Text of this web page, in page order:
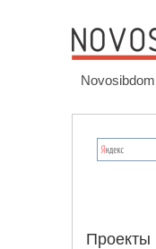
Novosibdom
Проекты